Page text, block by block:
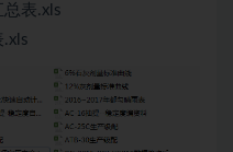
表.xls
.xls